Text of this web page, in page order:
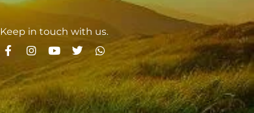
Keep in touch with us.